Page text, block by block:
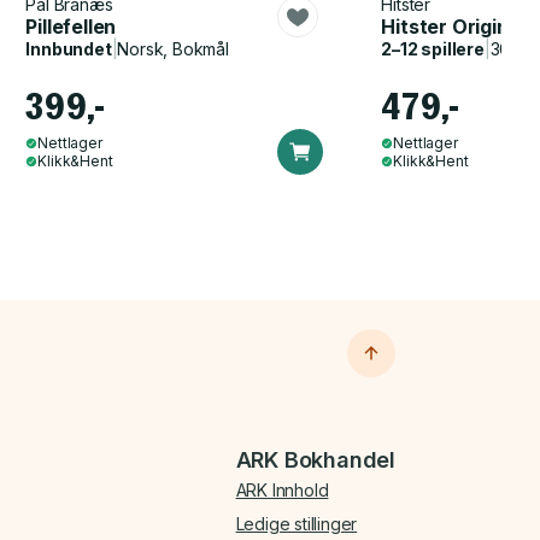
Pål Branæs
Pillefellen
Innbundet|Norsk, Bokmål
399,-
Nettlager
Klikk&Hent
Hitster
Hitster Original
2–12 spillere
479,-
Nettlager
Klikk&Hent
ARK Bokhandel
ARK Innhold
Ledige stillinger